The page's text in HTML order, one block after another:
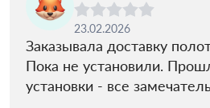
23.02.2026
Заказывала доставку
Пока не установили.
установки - все